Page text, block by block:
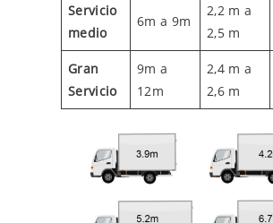
Servicio
medio
6m a 9m
2,2 m a
2,5 m
Gran
Servicio
9m a
12m
2,4 m a
2,6 m